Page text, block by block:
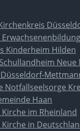
Kinderheim Hilden
Neue
Notfallseelsorge
Haan
Kirche im Rheinland
Kirche in